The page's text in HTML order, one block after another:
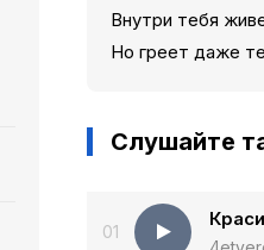
Внутри тебя
Но греет даже
Слушайте
01